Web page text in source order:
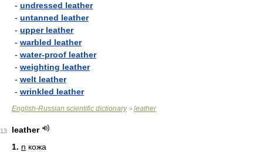
- undressed leather
- untanned leather
- upper leather
- warbled leather
- water-proof leather
- weighting leather
- welt leather
- wrinkled leather
English-Russian scientific dictionary> leather
13
leather
1. n кожа